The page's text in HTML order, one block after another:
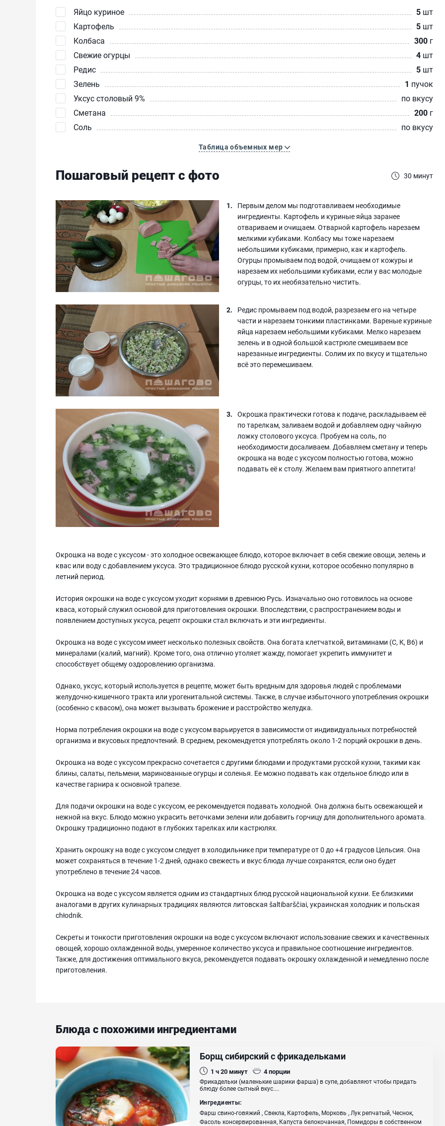
Яйцо куриное 5 шт
Картофель
5 шт
Колбаса
300 г
Свежие огурцы
4 шт
Редис
5 шт
Зелень
1 пучок
Уксус столовый 9%
по вкусу
Сметана
200 г
Соль
по вкусу
Таблица объемных мер
Пошаговый рецепт с фото 30 минут
Первым делом мы подготавливаем необходимые
ингредиенты. Картофель и куриные яйца заранее
отвариваем и очищаем. Отварной картофель нарезаем
мелкими кубиками. Колбасу мы тоже нарезаем
небольшими кубиками, примерно, как и картофель.
Огурцы промываем под водой, очищаем от кожуры и
нарезаем их небольшими кубиками, если у вас молодые
огурцы, то их необязательно чистить.
Редис промываем под водой, разрезаем его на четыре
части и нарезаем тонкими пластинками. Вареные куриные
яйца нарезаем небольшими кубиками. Мелко нарезаем
зелень и в одной большой кастрюле смешиваем все
нарезанные ингредиенты. Солим их по вкусу и тщательно
всё это перемешиваем.
Окрошка практически готова к подаче, раскладываем её
по тарелкам, заливаем водой и добавляем одну чайную
ложку столового уксуса. Пробуем на соль, по
необходимости досаливаем. Добавляем сметану и теперь
окрошка на воде с уксусом полностью готова, можно
подавать её к столу. Желаем вам приятного аппетита!
Окрошка на воде с уксусом - это холодное освежающее блюдо, которое включает в себя свежие овощи, зелень и
квас или воду с добавлением уксуса. Это традиционное блюдо русской кухни, которое особенно популярно в
летний период.
История окрошки на воде с уксусом уходит корнями в древнюю Русь. Изначально оно готовилось на основе
кваса, который служил основой для приготовления окрошки. Впоследствии, с распространением воды и
появлением доступных уксуса, рецепт окрошки стал включать и эти ингредиенты.
Окрошка на воде с уксусом имеет несколько полезных свойств. Она богата клетчаткой, витаминами (С, К, В6) и
минералами (калий, магний). Кроме того, она отлично утоляет жажду, помогает укрепить иммунитет и
способствует общему оздоровлению организма.
Однако, уксус, который используется в рецепте, может быть вредным для здоровья людей с проблемами
желудочно-кишечного тракта или урогенитальной системы. Также, в случае избыточного употребления окрошки
(особенно с квасом), она может вызывать брожение и расстройство желудка.
Норма потребления окрошки на воде с уксусом варьируется в зависимости от индивидуальных потребностей
организма и вкусовых предпочтений. В среднем, рекомендуется употреблять около 1-2 порций окрошки в день.
Окрошка на воде с уксусом прекрасно сочетается с другими блюдами и продуктами русской кухни, такими как
блины, салаты, пельмени, маринованные огурцы и соленья. Ее можно подавать как отдельное блюдо или в
качестве гарнира к основной трапезе.
Для подачи окрошки на воде с уксусом, ее рекомендуется подавать холодной. Она должна быть освежающей и
нежной на вкус. Блюдо можно украсить веточками зелени или добавить горчицу для дополнительного аромата.
Окрошку традиционно подают в глубоких тарелках или кастрюлях.
Хранить окрошку на воде с уксусом следует в холодильнике при температуре от 0 до +4 градусов Цельсия. Она
может сохраняться в течение 1-2 дней, однако свежесть и вкус блюда лучше сохранятся, если оно будет
употреблено в течение 24 часов.
Окрошка на воде с уксусом является одним из стандартных блюд русской национальной кухни. Ее близкими
аналогами в других кулинарных традициях являются литовская šaltibarščiai, украинская холодник и польская
chłodnik.
Секреты и тонкости приготовления окрошки на воде с уксусом включают использование свежих и качественных
овощей, хорошо охлажденной воды, умеренное количество уксуса и правильное соотношение ингредиентов.
Также, для достижения оптимального вкуса, рекомендуется подавать окрошку охлажденной и немедленно после
приготовления.
Блюда с похожими ингредиентами
Борщ сибирский с фрикадельками
1 ч 20минут 4порции
Фрикадельки (маленькие шарики фарша) в супе, добавляют чтобы придать
блюду более сытный вкус....
Ингредиенты:
Фарш свино-говяжий , Свекла, Картофель, Морковь , Лук репчатый, Чеснок,
Фасоль консервированная, Капуста белокочанная, Помидоры в собственном